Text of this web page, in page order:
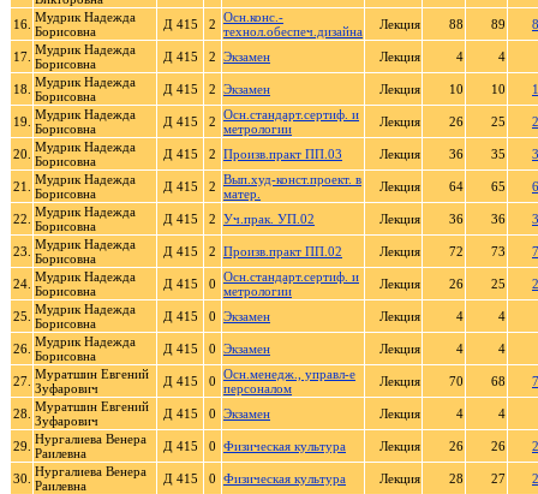
16. Мудрик Надежда
Борисовна
Д 415 2 Осн.конс.-
технол.обеспеч.дизайна
Лекция 88 89
17. Мудрик Надежда
Борисовна
Д 415 2 Экзамен Лекция 4 4
18. Мудрик Надежда
Борисовна
Д 415 2 Экзамен Лекция 10 10
19. Мудрик Надежда
Борисовна
Д 415 2 Осн.стандарт.сертиф. и
метрологии
Лекция 26 25
20. Мудрик Надежда
Борисовна
Д 415 2 Произв.практ ПП.03 Лекция 36 35
21.
Мудрик Надежда
Борисовна
Д 415 2 Вып.худ-конст.проект. в
матер.
Лекция 64 65
22. Мудрик Надежда
Борисовна
Д 415 2 Уч.прак. УП.02 Лекция 36 36
23. Мудрик Надежда
Борисовна
Д 415 2 Произв.практ ПП.02 Лекция 72 73
24. Мудрик Надежда
Борисовна
Д 415 0 Осн.стандарт.сертиф. и
метрологии
Лекция 26 25
25. Мудрик Надежда
Борисовна
Д 415 0 Экзамен Лекция 4 4
26. Мудрик Надежда
Борисовна
Д 415 0 Экзамен Лекция 4 4
27. Муратшин Евгений
Зуфарович
Д 415 0 Осн.менедж., управл-е
персоналом
Лекция 70 68
28. Муратшин Евгений
Зуфарович
Д 415 0 Экзамен Лекция 4 4
29. Нургалиева Венера
Раилевна
Д 415 0 Физическая культура Лекция 26 26
30. Нургалиева Венера
Раилевна
Д 415 0 Физическая культура Лекция 28 27